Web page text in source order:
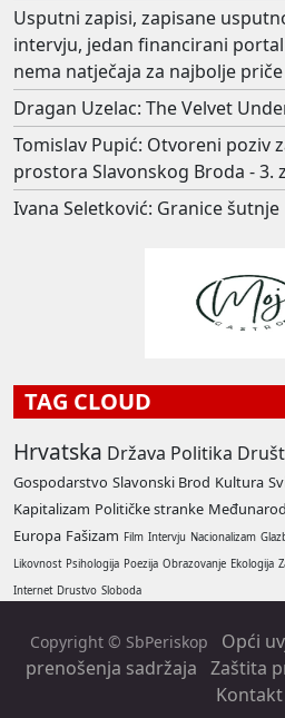
Usputni zapisi, zapisane
intervju, jedan financirani
nema natječaja za najbolje
Dragan Uzelac: The Velvet
Tomislav Pupić: Otvoreni poziv
prostora Slavonskog Broda - 3.
Ivana Seletković: Granice šutnje
TAG CLOUD
Hrvatska Država Politika
Gospodarstvo Slavonski Brod Kultura
Kapitalizam Političke stranke
Europa Fašizam Film Intervju Nacionalizam
Likovnost Psihologija Poezija Obrazovanje Ekologija
Internet Drustvo Sloboda
Copyright © SbPeriskop Opći
prenošenja sadržaja Zaštita
Kontakt